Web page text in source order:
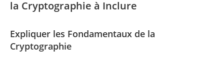
la Cryptographie à Inclure
Expliquer les Fondamentaux de la
Cryptographie